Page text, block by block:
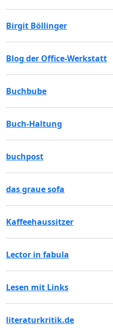
Birgit Böllinger
Blog der Office-Werkstatt
Buchbube
Buch-Haltung
buchpost
das graue sofa
Kaffeehaussitzer
Lector in fabula
Lesen mit Links
literaturkritik.de